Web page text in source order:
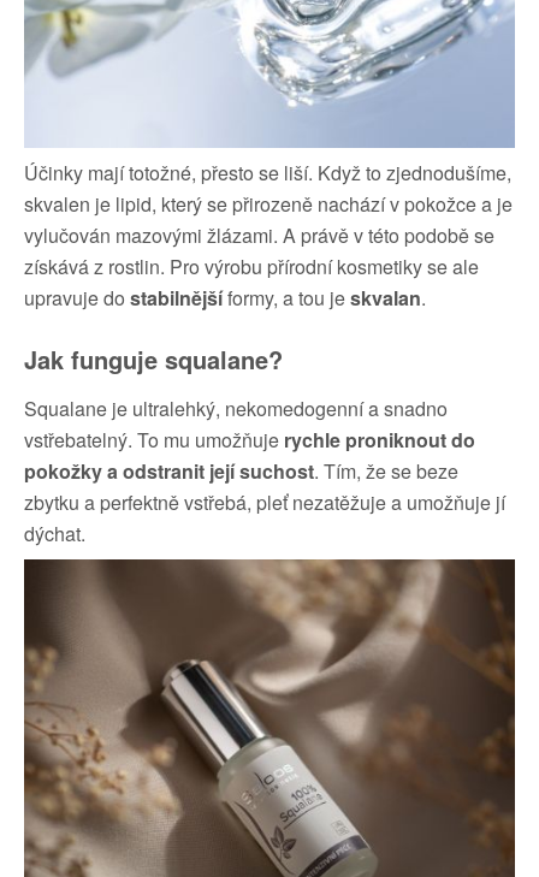
Účinky mají totožné, přesto se liší. Když to zjednodušíme,
skvalen je lipid, který se přirozeně nachází v pokožce a je
vylučován mazovými žlázami. A právě v této podobě se
získává z rostlin. Pro výrobu přírodní kosmetiky se ale
upravuje do stabilnějšíformy, a tou jeskvalan.
Jak funguje squalane?
Squalane je ultralehký, nekomedogenní a snadno
vstřebatelný. To mu umožňuje rychle proniknout do
pokožky a odstranit její suchost. Tím, že se beze
zbytku a perfektně vstřebá, pleť nezatěžuje a umožňuje jí
dýchat.